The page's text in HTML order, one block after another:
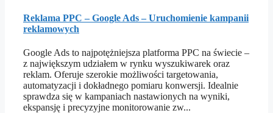
Reklama PPC – Google Ads – Uruchomienie kampanii
reklamowych
Google Ads to najpotężniejsza platforma PPC na świecie –
z największym udziałem w rynku wyszukiwarek oraz
reklam. Oferuje szerokie możliwości targetowania,
automatyzacji i dokładnego pomiaru konwersji. Idealnie
sprawdza się w kampaniach nastawionych na wyniki,
ekspansję i precyzyjne monitorowanie zw...